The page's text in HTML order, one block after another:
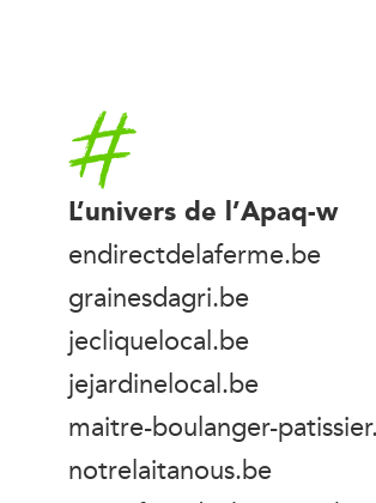
Accueil
L’univers de l’Apaq-w
endirectdelaferme.be
grainesdagri.be
jecliquelocal.be
jejardinelocal.be
maitre-boulanger-
notrelaitanous.be